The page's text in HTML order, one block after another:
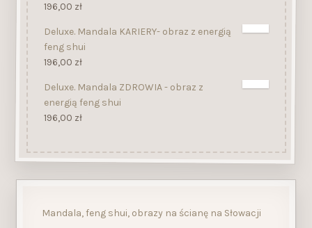
196,00 zł
Deluxe. Mandala KARIERY- obraz z energią
feng shui
196,00 zł
Deluxe. Mandala ZDROWIA - obraz z
energią feng shui
196,00 zł
Mandala, feng shui, obrazy na ścianę na Słowacji